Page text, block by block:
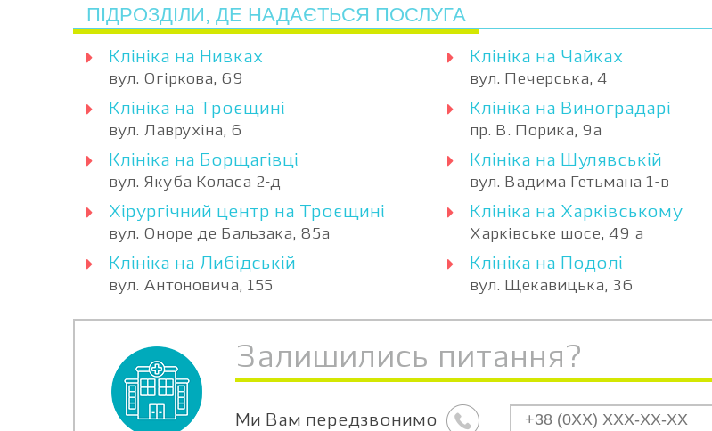
ПІДРОЗДІЛИ, ДЕ НАДАЄТЬСЯ ПОСЛУГА
Клініка на Нивках
вул. Огіркова, 69
Клініка на Чайках
вул. Печерська, 4
Клініка на Троєщині
вул. Лаврухіна, 6
Клініка на Виноградарі
пр. В. Порика, 9а
Клініка на Борщагівці
вул. Якуба Коласа 2-д
Клініка на Шулявській
вул. Вадима Гетьмана 1-в
Хірургічний центр на Троєщині
вул. Оноре де Бальзака, 85а
Клініка на Харківському
Харківське шосе, 49 а
Клініка на Либідській
вул. Антоновича, 155
Клініка на Подолі
вул. Щекавицька, 36
Залишились питання?
Ми Вам передзвонимо